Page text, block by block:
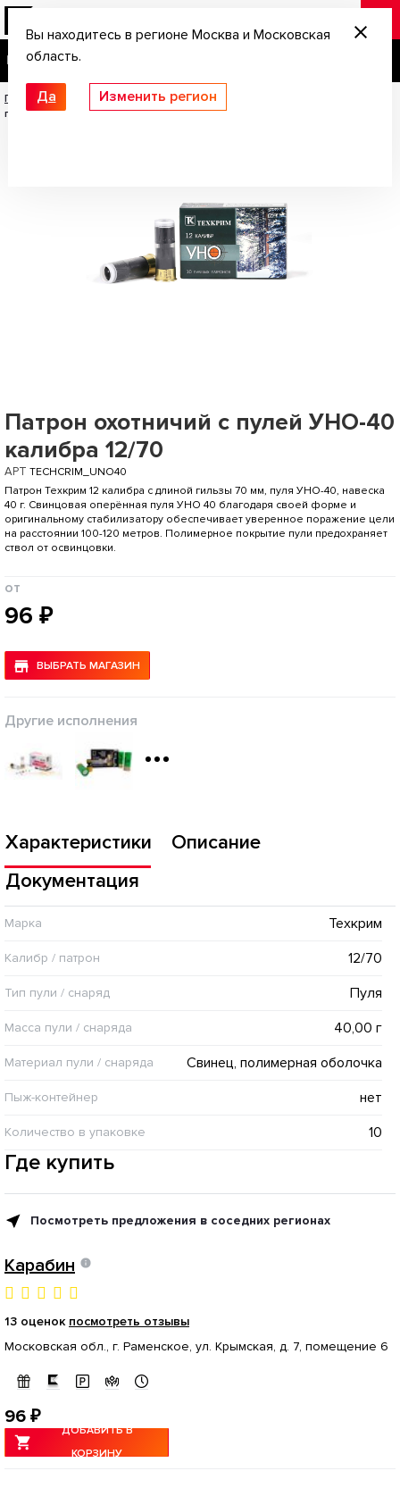
Вы находитесь в регионе Москва и Московская
область.
Да Изменить регион
Главная / Патроны для гладкоствольного оружия
пулей УНО-40 калибра 12/70
Патрон охотничий с пулей УНО-40
калибра 12/70
АРТ TECHCRIM_UNO40
Патрон Техкрим 12 калибра с длиной гильзы 70 мм, пуля УНО-40, навеска
40 г. Свинцовая оперённая пуля УНО 40 благодаря своей форме и
оригинальному стабилизатору обеспечивает уверенное поражение цели
на расстоянии 100-120 метров. Полимерное покрытие пули предохраняет
ствол от освинцовки.
от
96 ₽
ВЫБРАТЬ МАГАЗИН
Другие исполнения
Характеристики
Описание
Документация
Марка Техкрим
Калибр / патрон 12/70
Тип пули / cнаряд Пуля
Масса пули / снаряда 40,00 г
Материал пули / снаряда Свинец, полимерная оболочка
Пыж-контейнер нет
Количество в упаковке 10
Где купить
Посмотреть предложения в соседних регионах
Карабин
13 оценок посмотреть отзывы
Московская обл., г. Раменское, ул. Крымская, д. 7, помещение 6
96 ₽
ДОБАВИТЬ В
КОРЗИНУ